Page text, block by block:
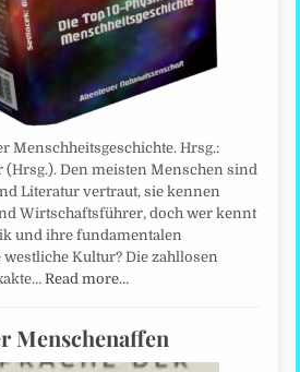
Menschheitsgeschichte. Hrsg.:
(Hrsg.). Den meisten Menschen sind
Literatur vertraut, sie kennen
Wirtschaftsführer, doch wer kennt
und ihre fundamentalen
Kultur? Die zahllosen
Read more…
Menschenaffen